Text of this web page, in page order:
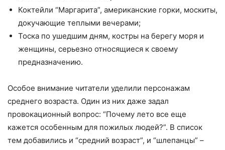
Коктейли “Маргарита”, американские горки, москиты,
докучающие теплыми вечерами;
Тоска по ушедшим дням, костры на берегу моря и
женщины, серьезно относящиеся к своему
предназначению.
Особое внимание читатели уделили персонажам
среднего возраста. Один из них даже задал
провокационный вопрос: “Почему лето все еще
кажется особенным для пожилых людей?”. В список
тем добавились и “средний возраст”, и “шлепанцы” –